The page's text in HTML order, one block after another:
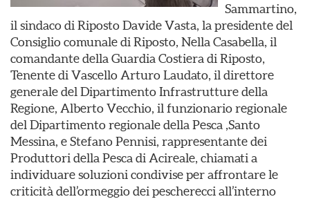
Sammartino,
il sindaco di Riposto Davide Vasta, la presidente del
Consiglio comunale di Riposto, Nella Casabella, il
comandante della Guardia Costiera di Riposto,
Tenente di Vascello Arturo Laudato, il direttore
generale del Dipartimento Infrastrutture della
Regione, Alberto Vecchio, il funzionario regionale
del Dipartimento regionale della Pesca ,Santo
Messina, e Stefano Pennisi, rappresentante dei
Produttori della Pesca di Acireale, chiamati a
individuare soluzioni condivise per affrontare le
criticità dell’ormeggio dei pescherecci all’interno